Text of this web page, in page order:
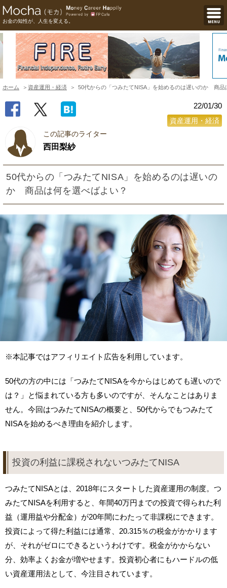
お金の知性が、人生を変える。
ホーム 資産運用・経済 50代からの「つみたてNISA」を始めるのは遅いのか 商品
22/01/30
資産運用・経済
この記事のライター
西田梨紗
50代からの「つみたてNISA」を始めるのは遅いの
か 商品は何を選べばよい？
※本記事ではアフィリエイト広告を利用しています。
50代の方の中には「つみたてNISAを今からはじめても遅いので
は？」と悩まれている方も多いのですが、そんなことはありま
せん。今回はつみたてNISAの概要と、50代からでもつみたて
NISAを始めるべき理由を紹介します。
投資の利益に課税されないつみたてNISA
つみたてNISAとは、2018年にスタートした資産運用の制度。つ
みたてNISAを利用すると、年間40万円までの投資で得られた利
益（運用益や分配金）が20年間にわたって非課税にできます。
投資によって得た利益には通常、20.315％の税金がかかります
が、それがゼロにできるというわけです。税金がかからない
分、効率よくお金が増やせます。投資初心者にもハードルの低
い資産運用法として、今注目されています。